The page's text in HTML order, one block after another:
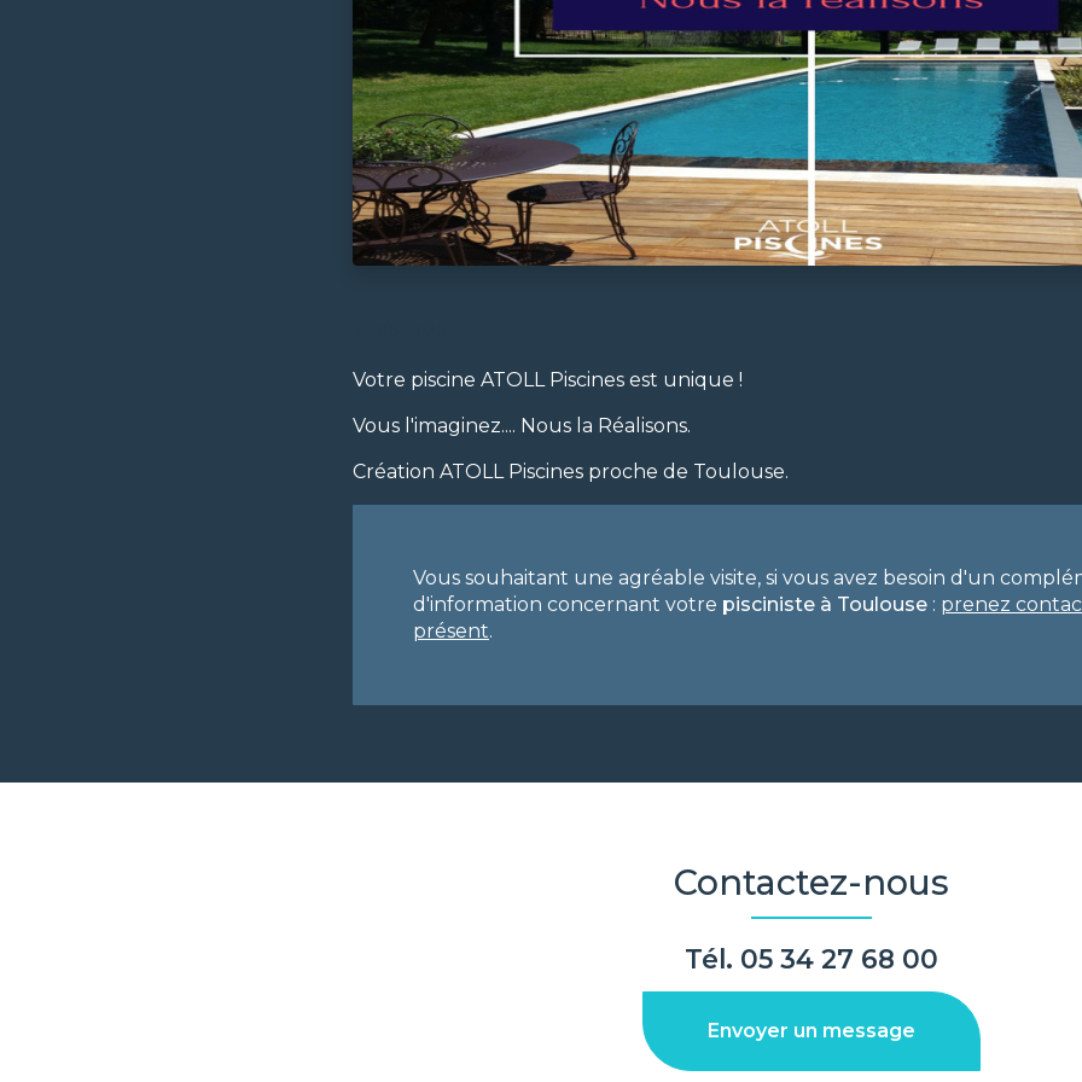
Votre piscine ATOLL Piscines est unique !
Vous l'imaginez.... Nous la Réalisons.
Création ATOLL Piscines proche de Toulouse.
Vous souhaitant une agréable visite, si vous avez besoin d'un
d'information concernant votre pisciniste à Toulouse : prenez
présent.
Contactez-nous
Tél. 05 34 27 68 00
Envoyer un message